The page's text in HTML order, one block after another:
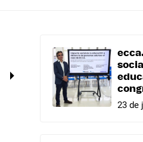
23 de